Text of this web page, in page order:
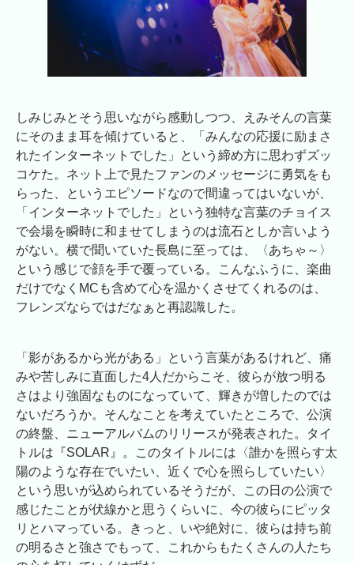
しみじみとそう思いながら感動しつつ、えみそんの言葉
にそのまま耳を傾けていると、「みんなの応援に励まさ
れたインターネットでした」という締め方に思わずズッ
コケた。ネット上で見たファンのメッセージに勇気をも
らった、というエピソードなので間違ってはいないが、
「インターネットでした」という独特な言葉のチョイス
で会場を瞬時に和ませてしまうのは流石としか言いよう
がない。横で聞いていた長島に至っては、〈あちゃ～〉
という感じで顔を手で覆っている。こんなふうに、楽曲
だけでなくMCも含めて心を温かくさせてくれるのは、
フレンズならではだなぁと再認識した。
「影があるから光がある」という言葉があるけれど、痛
みや苦しみに直面した4人だからこそ、彼らが放つ明る
さはより強固なものになっていて、輝きが増したのでは
ないだろうか。そんなことを考えていたところで、公演
の終盤、ニューアルバムのリリースが発表された。タイ
トルは『SOLAR』。このタイトルには〈誰かを照らす太
陽のような存在でいたい、近くで心を照らしていたい〉
という思いが込められているそうだが、この日の公演で
感じたことが伏線かと思うくらいに、今の彼らにピッタ
リとハマっている。きっと、いや絶対に、彼らは持ち前
の明るさと強さでもって、これからもたくさんの人たち